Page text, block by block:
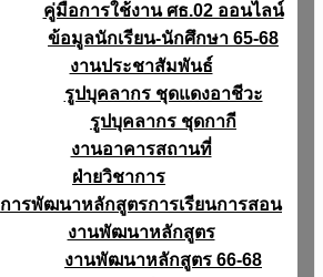
คู่มือการใช้งาน ศธ.02 ออนไลน์
ข้อมูลนักเรียน-นักศึกษา 65-68
งานประชาสัมพันธ์
รูปบุคลากร ชุดแดงอาชีวะ
รูปบุคลากร ชุดกากี
งานอาคารสถานที่
ฝ่ายวิชาการ
การพัฒนาหลักสูตรการเรียนการสอน
งานพัฒนาหลักสูตร
งานพัฒนาหลักสูตร 66-68